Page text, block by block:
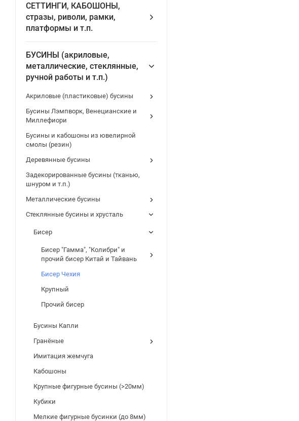
СЕТТИНГИ, КАБОШОНЫ,
стразы, риволи, рамки,
платформы и т.п.
БУСИНЫ (акриловые,
металлические, стеклянные,
ручной работы и т.п.)
Акриловые (пластиковые) бусины
Бусины Лэмпворк, Венецианские и
Миллефиори
Бусины и кабошоны из ювелирной
смолы (резин)
Деревянные бусины
Задекорированные бусины (тканью,
шнуром и т.п.)
Металлические бусины
Стеклянные бусины и хрусталь
Бисер
Бисер "Гамма", "Колибри" и
прочий бисер Китай и Тайвань
Бисер Чехия
Крупный
Прочий бисер
Бусины Капли
Гранёные
Имитация жемчуга
Кабошоны
Крупные фигурные бусины (>20мм)
Кубики
Мелкие фигурные бусинки (до 8мм)